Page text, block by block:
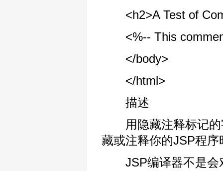
<h2>A Test of
<%-- This comment
</body>
</html>
描述
用隐藏注释标记的
藏或注释你的JSP程
JSP编译器不是会